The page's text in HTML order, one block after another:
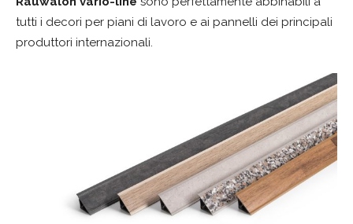
tutti i decori per piani di lavoro e ai pannelli dei principali
produttori internazionali.